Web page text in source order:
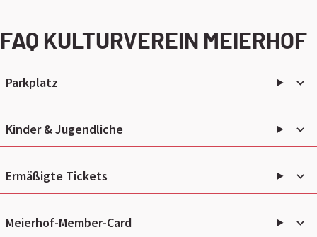
FAQ KULTURVEREIN MEIERHOF
Parkplatz
Kinder & Jugendliche
Ermäßigte Tickets
Meierhof-Member-Card